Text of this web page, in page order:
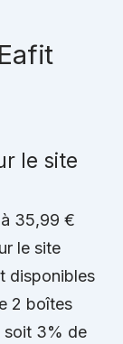
le site
à 35,99 €
le site
disponibles
2 boîtes
soit 3% de